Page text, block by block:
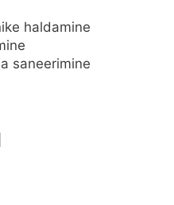
haldamine
saneerimine